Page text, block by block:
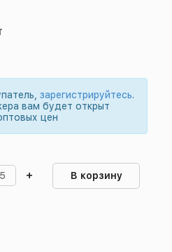
зарегистрируйтесь.
вам будет открыт
цен
+ В корзину